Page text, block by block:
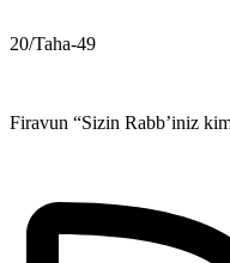
20/Taha-49
Firavun “Sizin Rabb’iniz